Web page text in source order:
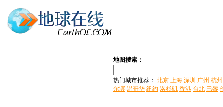
地图搜索：
热门城市推荐： 北京 上海 深圳 广州 杭州
尔滨 温哥华 纽约 洛杉矶 香港 台北 巴黎